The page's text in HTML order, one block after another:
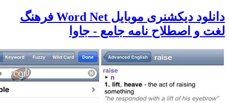
دانلود دیکشنری موبایل Word Net فرهنگ
اصطلاح نامه جامع - جاوا